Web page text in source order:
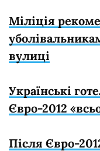
Міліція
вулиці
Українські
Євро-2012
Після Євро-